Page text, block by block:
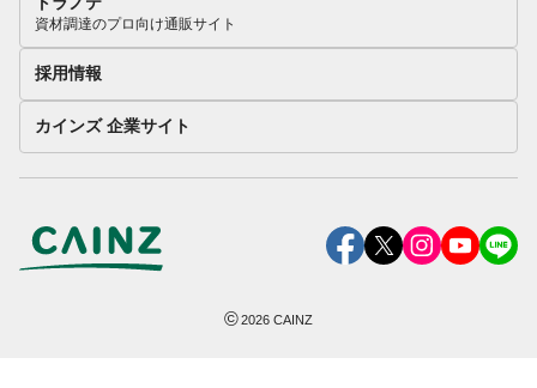
資材調達のプロ向け通販サイト
採用情報
カインズ 企業サイト
©2026 CAINZ